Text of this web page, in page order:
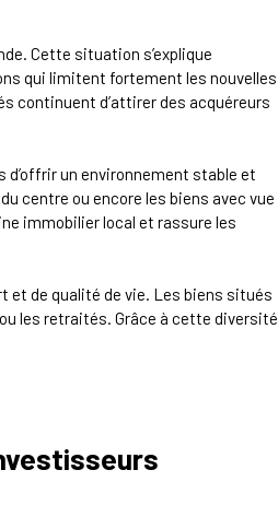
Cette situation s’explique
qui limitent fortement les nouvelles
continuent d’attirer des acquéreurs
un environnement stable et
centre ou encore les biens avec vue
immobilier local et rassure les
et de qualité de vie. Les biens situés
les retraités. Grâce à cette diversité